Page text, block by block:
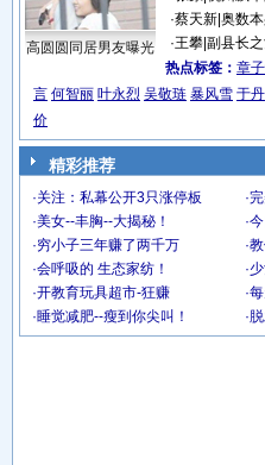
高圆圆同居男友曝光
·蔡天新| 奥数
·王攀| 副县长
热点标签： 章
言 何智丽 叶永烈 吴敬琏 暴风雪 于丹
价
精彩推荐
·关注：私幕公开3只涨停板 ·
·美女--丰胸--大揭秘！ ·
·穷小子三年赚了两千万 ·
·会呼吸的 生态家纺！ ·
·开教育玩具超市-狂赚 ·
·睡觉减肥--瘦到你尖叫！ ·